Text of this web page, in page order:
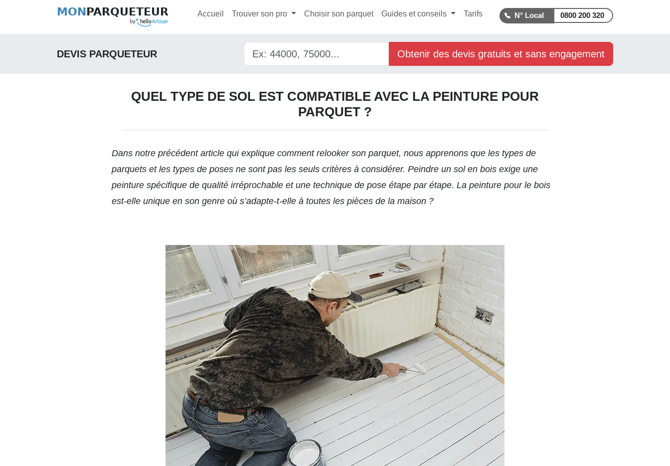
MONPARQUETEUR Accueil Trouver son pro Choisir son parquet Guides et conseils Tarifs 0800 200 320
DEVIS PARQUETEUR Obtenir des devis gratuits et sans engagement
QUEL TYPE DE SOL EST COMPATIBLE AVEC LA PEINTURE POUR
PARQUET ?
Dans notre précédent article qui explique comment relooker son parquet, nous apprenons que les types de
parquets et les types de poses ne sont pas les seuls critères à considérer. Peindre un sol en bois exige une
peinture spécifique de qualité irréprochable et une technique de pose étape par étape. La peinture pour le bois
est-elle unique en son genre où s’adapte-t-elle à toutes les pièces de la maison ?